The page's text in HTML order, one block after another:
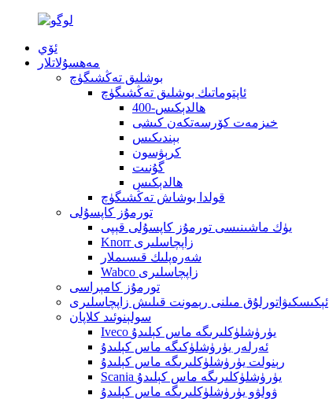
ئۆي
مەھسۇلاتلار
بوشلىق تەڭشىگۈچ
ئاپتوماتىك بوشلىق تەڭشىگۈچ
400-ھالدېكىس
خىزمەت كۆرسەتكەن كىشى
بېندىكىس
كرېۋسون
گۇنىت
ھالدېكىس
قولدا بوشاش تەڭشىگۈچ
تورمۇز كاپسۇلى
يۈك ماشىنىسى تورمۇز كاپسۇلى قېپى
Knorr زاپچاسلىرى
شەرەپلىك قىسىملار
Wabco زاپچاسلىرى
تورمۇز كامېراسى
ئېكىسكىۋاتورلۇق مىلنى رېمونت قىلىش زاپچاسلىرى
سولېنوئىد كلاپان
Iveco يۈرۈشلۈكلىرىگە ماس كېلىدۇ
ئەرلەر يۈرۈشلۈكىگە ماس كېلىدۇ
رېنولت يۈرۈشلۈكلىرىگە ماس كېلىدۇ
Scania يۈرۈشلۈكلىرىگە ماس كېلىدۇ
ۋولۋو يۈرۈشلۈكلىرىگە ماس كېلىدۇ